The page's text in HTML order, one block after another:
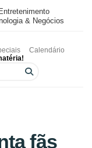
Entretenimento
& Negócios
Calendário
fãs